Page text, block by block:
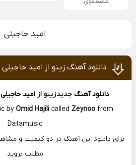
مصطفوی
امید حاجیلی
دانلود آهنگ زینو از امید حاجیلی
دانلود آهنگ جدید زینو ازامید حاجیلی
by Omid Hajilicalled Zeynoofrom
Datamusic
برای دانلود این آهنگ در دو کیفیت و
مطلب بروید